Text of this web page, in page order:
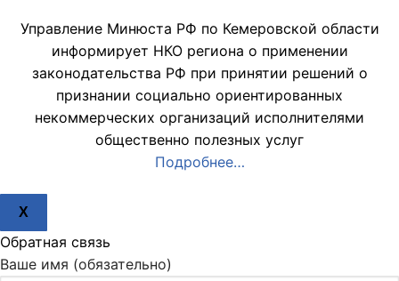
Управление Минюста РФ по Кемеровской области
информирует НКО региона о применении
законодательства РФ при принятии решений о
признании социально ориентированных
некоммерческих организаций исполнителями
общественно полезных услуг
Подробнее…
X
Обратная связь
Ваше имя (обязательно)